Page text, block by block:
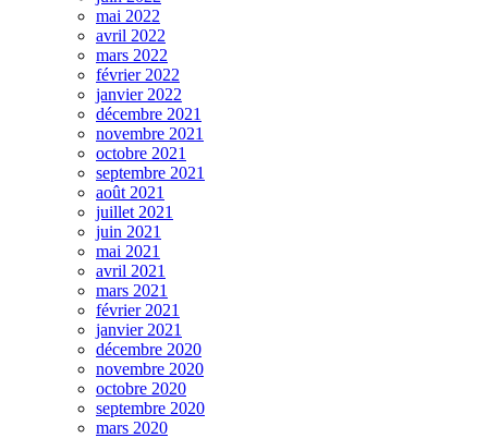
mai 2022
avril 2022
mars 2022
février 2022
janvier 2022
décembre 2021
novembre 2021
octobre 2021
septembre 2021
août 2021
juillet 2021
juin 2021
mai 2021
avril 2021
mars 2021
février 2021
janvier 2021
décembre 2020
novembre 2020
octobre 2020
septembre 2020
mars 2020